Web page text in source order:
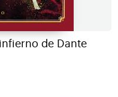
de Dante